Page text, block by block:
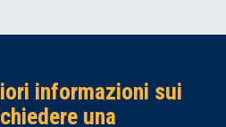
informazioni sui
una